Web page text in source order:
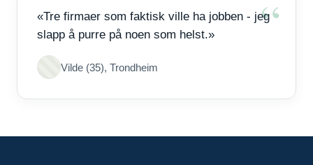
«Tre firmaer som faktisk ville ha jobben - jeg
slapp å purre på noen som helst.»
Vilde (35), Trondheim